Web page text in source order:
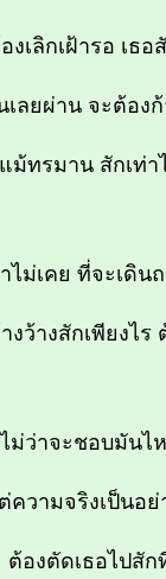
งเลิกเฝ้ารอ เธอ
ลยผ่าน จะต้อง
แม้ทรมาน สักเท่า
ไม่เคย ที่จะเดิน
งว้างสักเพียงไร
ไม่ว่าจะชอบมันไ
ความจริงเป็นอย่
ต้องตัดเธอไปสัก